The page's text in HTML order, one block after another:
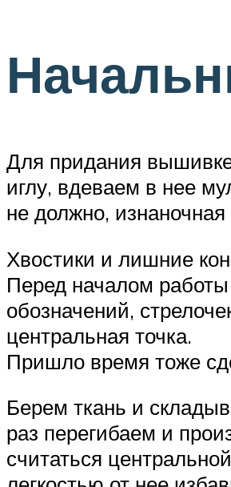
Для придания
иглу, вдеваем в нее
не должно,
Хвостики и лишние
Перед началом
обозначений,
центральная точка.
Пришло время тоже
Берем ткань и
раз перегибаем и
считаться